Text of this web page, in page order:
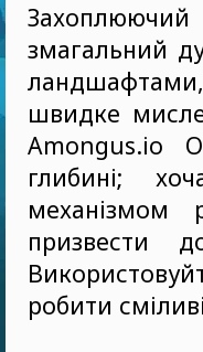
змагальний
швидке
Amongus.io
глибині;
механізмом
призвести
робити